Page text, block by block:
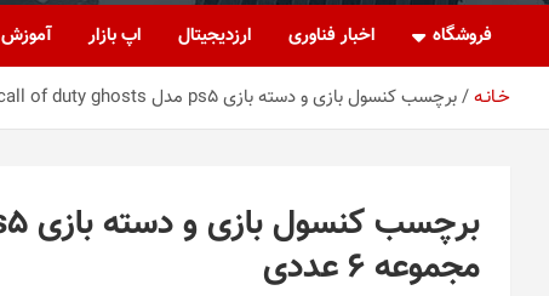
فروشگاه اخبار فناوری ارزدیجیتال اپ بازار آموزش
خـانـه برچسب کنسول بازی و دسته بازی ps5 مدل call of duty ghosts مجموعه 6 عددی
مجموعه 6 عددی